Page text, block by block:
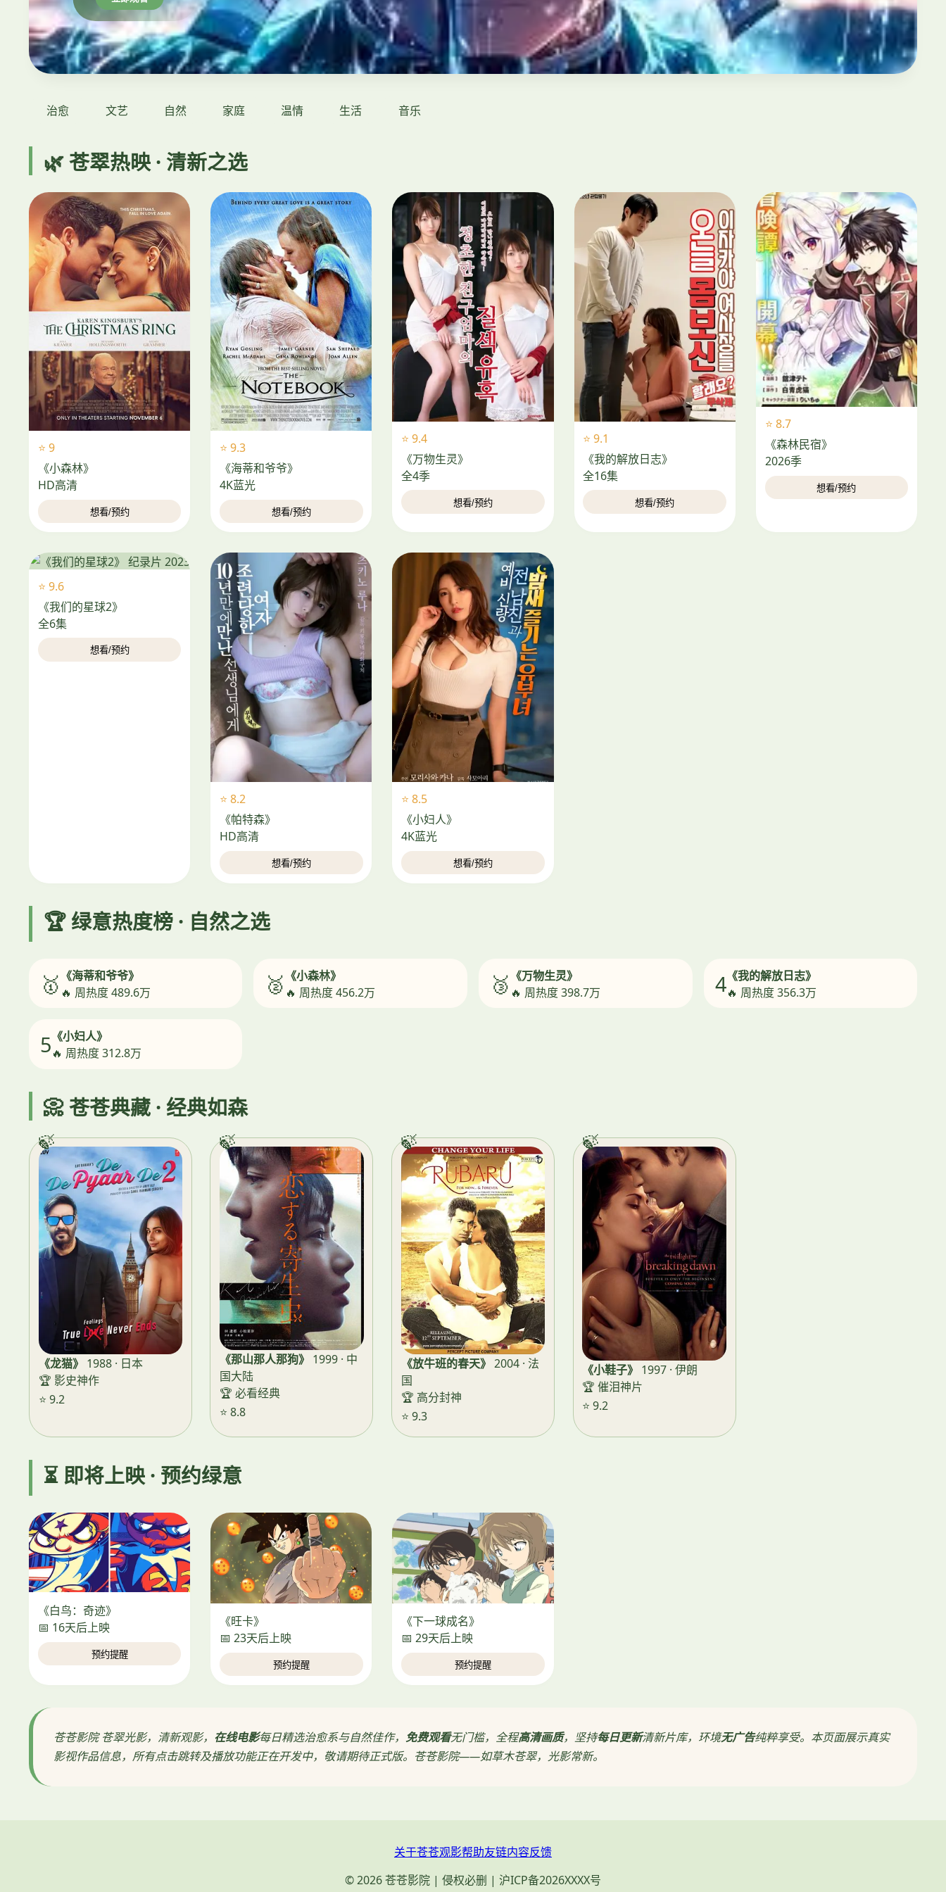
治愈 文艺 自然 家庭 温情 生活 音乐
🌿 苍翠热映 · 清新之选
⭐ 9
《小森林》
HD高清
想看/预约
⭐ 9.3
《海蒂和爷爷》
4K蓝光
想看/预约
⭐ 9.4
《万物生灵》
全4季
想看/预约
⭐ 9.1
《我的解放日志》
全16集
想看/预约
⭐ 8.7
《森林民宿》
2026季
想看/预约
⭐ 9.6
《我们的星球2》
全6集
想看/预约
⭐ 8.2
《帕特森》
HD高清
想看/预约
⭐ 8.5
《小妇人》
4K蓝光
想看/预约
🏆 绿意热度榜 · 自然之选
🥇 《海蒂和爷爷》
🔥 周热度 489.6万
🥈 《小森林》
🔥 周热度 456.2万
🥉 《万物生灵》
🔥 周热度 398.7万
4 《我的解放日志》
🔥 周热度 356.3万
5 《小妇人》
🔥 周热度 312.8万
📀 苍苍典藏 · 经典如森
《龙猫》 1988 · 日本
🏆 影史神作
⭐ 9.2
《那山那人那狗》 1999 · 中
国大陆
🏆 必看经典
⭐ 8.8
《放牛班的春天》 2004 · 法
国
🏆 高分封神
⭐ 9.3
《小鞋子》 1997 · 伊朗
🏆 催泪神片
⭐ 9.2
⏳ 即将上映 · 预约绿意
《白鸟：奇迹》
📅 16天后上映
预约提醒
《旺卡》
📅 23天后上映
预约提醒
《下一球成名》
📅 29天后上映
预约提醒
苍苍影院 苍翠光影，清新观影， 在线电影每日精选治愈系与自然佳作， 免费观看无门槛，全程高清画质，坚持每日更新清新片库，环境无广告纯粹享受。本页面展示真实
影视作品信息，所有点击跳转及播放功能正在开发中，敬请期待正式版。苍苍影院——如草木苍翠，光影常新。
关于苍苍观影帮助友链内容反馈
© 2026 苍苍影院 | 侵权必删 | 沪ICP备2026XXXX号